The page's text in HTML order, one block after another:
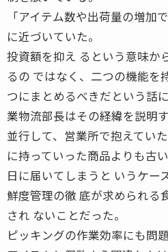
「アイテム数や出荷量の増加
に近づいていた。
投資額を抑え るという意味か
るの ではなく、二つの機能を
つにまとめるべきだという話
業物流部長はその経緯を説明す
並行して、営業所で抱えてい
に持っていった商品よりも古
日に届いてしまうと いうケー
鮮度管理の徹 底が求められる
され ないことだった。
ピッキングの作業効率にも問